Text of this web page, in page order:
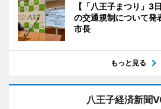
【「八王子まつり」3
の交通規制について発
市長
もっと見る
八王子経済新聞